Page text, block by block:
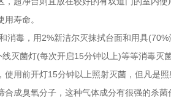
寿命。
消毒，用2%新洁尔灭抹拭台面和用具
灭菌灯(每次开启15分钟以上)等等消毒灭
用前开灯15分钟以上照射灭菌，但凡是
成臭氧分子，这种气体成分有很强的杀